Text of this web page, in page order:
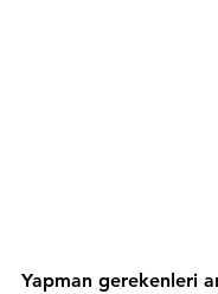
Yapman gerekenleri